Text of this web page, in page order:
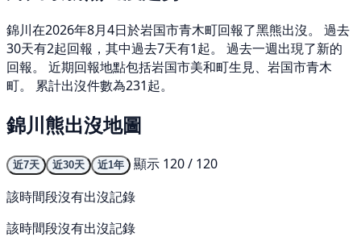
錦川在2026年8月4日於岩国市青木町回報了黑熊出沒。 過去
30天有2起回報，其中過去7天有1起。 過去一週出現了新的
回報。 近期回報地點包括岩国市美和町生見、岩国市青木
町。 累計出沒件數為231起。
錦川熊出沒地圖
近7天 近30天 近1年
顯示 120 / 120
該時間段沒有出沒記錄
該時間段沒有出沒記錄